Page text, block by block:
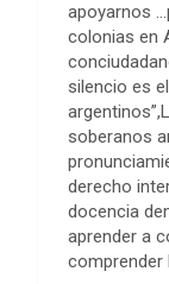
apoyarnos
colonias en
silencio es
soberanos
derecho
docencia
aprender a
comprender